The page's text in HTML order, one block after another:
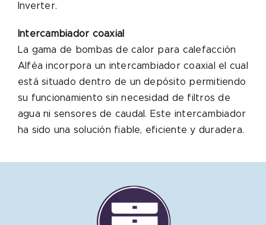
Inverter.
Intercambiador coaxial
La gama de bombas de calor para calefacción
Alféa incorpora un intercambiador coaxial el cual
está situado dentro de un depósito permitiendo
su funcionamiento sin necesidad de filtros de
agua ni sensores de caudal. Este intercambiador
ha sido una solución fiable, eficiente y duradera.